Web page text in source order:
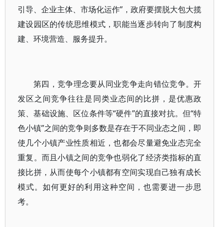
引导、企业主体、市场化运作”，政府要摆脱大包大揽
建设园区的传统思维模式，职能当逐步转向了制度构
建、环境营造、服务提升。
第四，竞争理念要从同业竞争走向错位竞争。开
发区之间竞争往往是同类业态间的比拼，是优惠政
策、基础设施、区位条件等“硬件”的直接对抗。但“特
色小镇”之间的竞争则多数是存在于不同业态之间，即
使几个小镇产业性质相近，也都会尽量避免业态完全
重复。而且小镇之间的竞争也弱化了经济类指标的直
接比拼，从而使每个小镇都有空间实现自己独有成长
模式。如何更好的利用这种空间，也需要进一步思
考。